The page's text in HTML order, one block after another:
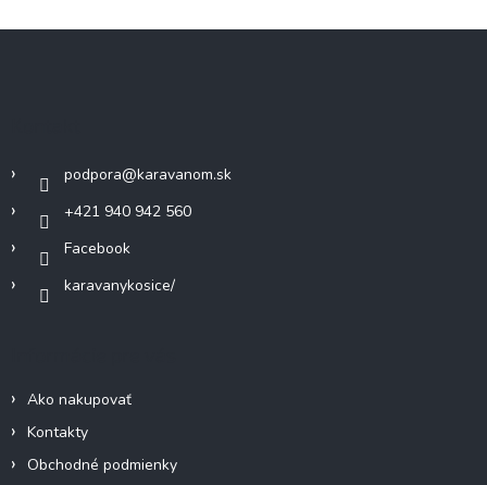
a
v
podpora@karavanom.sk
+421 940 942 560
Facebook
karavanykosice/
Ako nakupovať
Kontakty
Obchodné podmienky